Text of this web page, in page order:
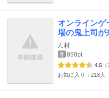
オンラインゲ
場の鬼上司が
ん村
巻 890pt
4.5
お気に入り：218人